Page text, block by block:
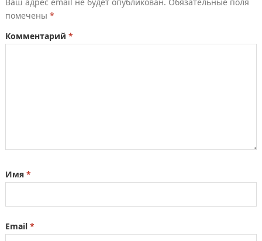
помечены *
Комментарий *
Имя *
Email *